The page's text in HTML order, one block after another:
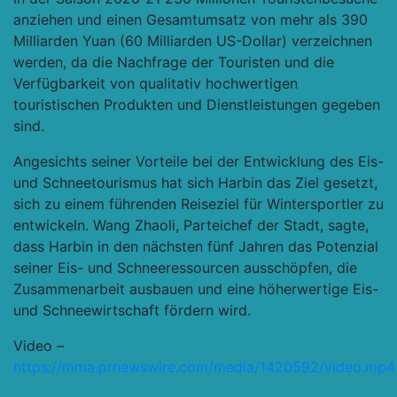
anziehen und einen Gesamtumsatz von mehr als 390
Milliarden Yuan (60 Milliarden US-Dollar) verzeichnen
werden, da die Nachfrage der Touristen und die
Verfügbarkeit von qualitativ hochwertigen
touristischen Produkten und Dienstleistungen gegeben
sind.
Angesichts seiner Vorteile bei der Entwicklung des Eis-
und Schneetourismus hat sich Harbin das Ziel gesetzt,
sich zu einem führenden Reiseziel für Wintersportler zu
entwickeln. Wang Zhaoli, Parteichef der Stadt, sagte,
dass Harbin in den nächsten fünf Jahren das Potenzial
seiner Eis- und Schneeressourcen ausschöpfen, die
Zusammenarbeit ausbauen und eine höherwertige Eis-
und Schneewirtschaft fördern wird.
Video –
https://mma.prnewswire.com/media/1420592/video.mp4